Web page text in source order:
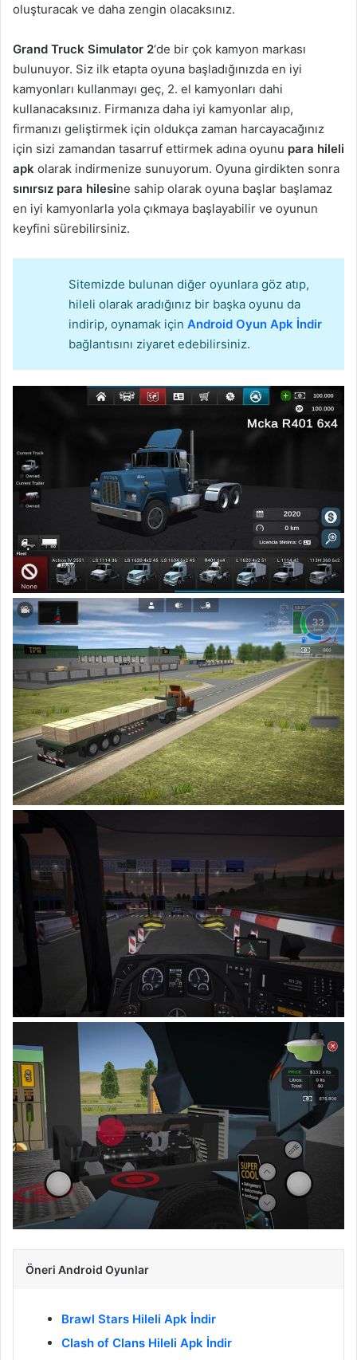
oluşturacak ve daha zengin olacaksınız.
Grand Truck Simulator 2‘de bir çok kamyon markası
bulunuyor. Siz ilk etapta oyuna başladığınızda en iyi
kamyonları kullanmayı geç, 2. el kamyonları dahi
kullanacaksınız. Firmanıza daha iyi kamyonlar alıp,
firmanızı geliştirmek için oldukça zaman harcayacağınız
için sizi zamandan tasarruf ettirmek adına oyunu para hileli
apk olarak indirmenize sunuyorum. Oyuna girdikten sonra
sınırsız para hilesine sahip olarak oyuna başlar başlamaz
en iyi kamyonlarla yola çıkmaya başlayabilir ve oyunun
keyfini sürebilirsiniz.
Sitemizde bulunan diğer oyunlara göz atıp,
hileli olarak aradığınız bir başka oyunu da
indirip, oynamak için Android Oyun Apk İndir
bağlantısını ziyaret edebilirsiniz.
Öneri Android Oyunlar
Brawl Stars Hileli Apk İndir
Clash of Clans Hileli Apk İndir